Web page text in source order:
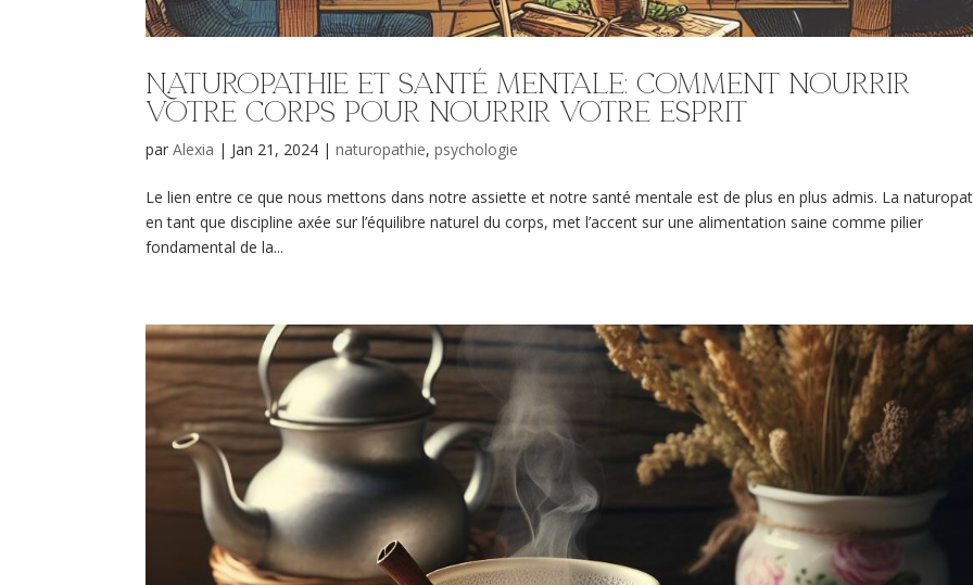
Naturopathie et santé mentale: comment nourrir
votre corps pour nourrir votre esprit
parAlexia | Jan 21, 2024 |naturopathie,psychologie
Le lien entre ce que nous mettons dans notre assiette et notre santé mentale est de plus en plus admis. La
en tant que discipline axée sur l’équilibre naturel du corps, met l’accent sur une alimentation saine comme pilier
fondamental de la...